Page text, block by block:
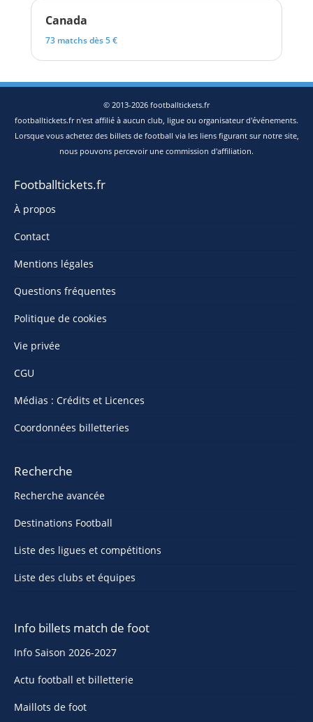
Canada
73 matchs dès 5 €
© 2013-2026 footballtickets.fr
footballtickets.fr n'est affilié à aucun club, ligue ou organisateur d'événements.
Lorsque vous achetez des billets de football via les liens figurant sur notre site,
nous pouvons percevoir une commission d'affiliation.
Footballtickets.fr
À propos
Contact
Mentions légales
Questions fréquentes
Politique de cookies
Vie privée
CGU
Médias : Crédits et Licences
Coordonnées billetteries
Recherche
Recherche avancée
Destinations Football
Liste des ligues et compétitions
Liste des clubs et équipes
Info billets match de foot
Info Saison 2026-2027
Actu football et billetterie
Maillots de foot